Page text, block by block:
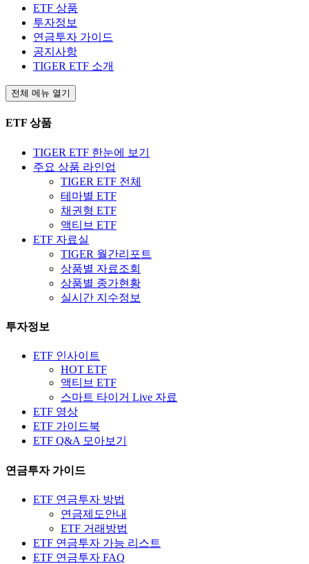
ETF 상품
투자정보
연금투자 가이드
공지사항
TIGER ETF 소개
전체 메뉴 열기
ETF 상품
TIGER ETF 한눈에 보기
주요 상품 라인업
TIGER ETF 전체
테마별 ETF
채권형 ETF
액티브 ETF
ETF 자료실
TIGER 월간리포트
상품별 자료조회
상품별 종가현황
실시간 지수정보
투자정보
ETF 인사이트
HOT ETF
액티브 ETF
스마트 타이거 Live 자료
ETF 영상
ETF 가이드북
ETF Q&A 모아보기
연금투자 가이드
ETF 연금투자 방법
연금제도안내
ETF 거래방법
ETF 연금투자 가능 리스트
ETF 연금투자 FAQ